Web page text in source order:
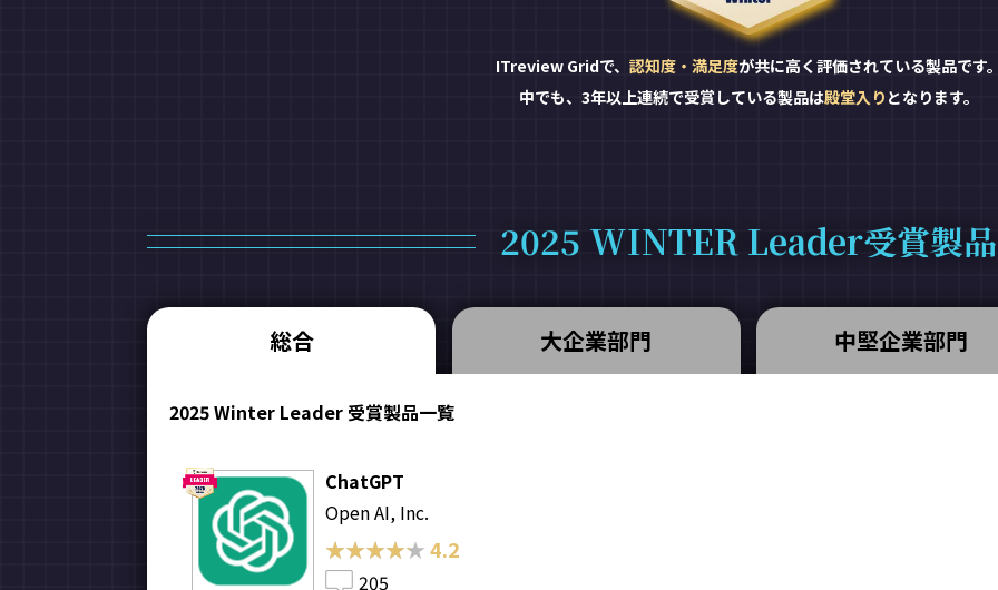
ITreview Gridで、 認知度・満足度が共に高く評価されている製品です
中でも、3年以上連続で受賞している製品は殿堂入り となります。
2025 WINTER Leader受賞製品
総合 大企業部門 中堅企業部門
2025 Winter Leader 受賞製品一覧
ChatGPT
Open AI, Inc.
★★★★★
★★★★★4.2
205